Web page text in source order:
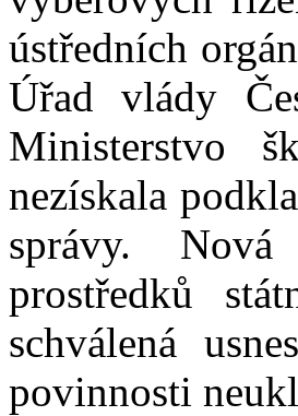
ústředních
Úřad vlády
Ministerstvo
nezískala
správy.
prostředků
schválená
povinnosti